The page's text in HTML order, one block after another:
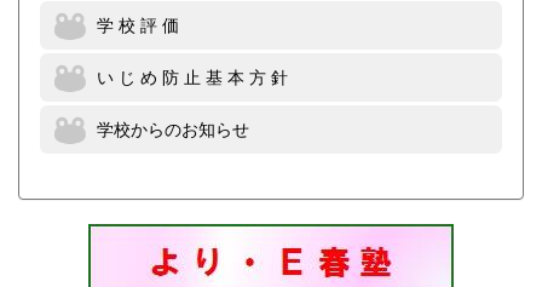
学 校 評 価
い じ め 防 止 基 本 方 針
学校からのお知らせ